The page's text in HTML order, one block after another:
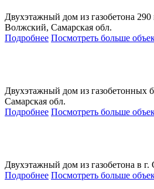
Двухэтажный дом из газобетона 290
Волжский, Самарская обл.
Подробнее Посмотреть больше
Двухэтажный дом из газобетонных
Самарская обл.
Подробнее Посмотреть больше
Двухэтажный дом из газобетона в г.
Подробнее Посмотреть больше